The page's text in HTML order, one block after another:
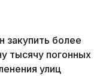
закупить более
тысячу погонных
улиц